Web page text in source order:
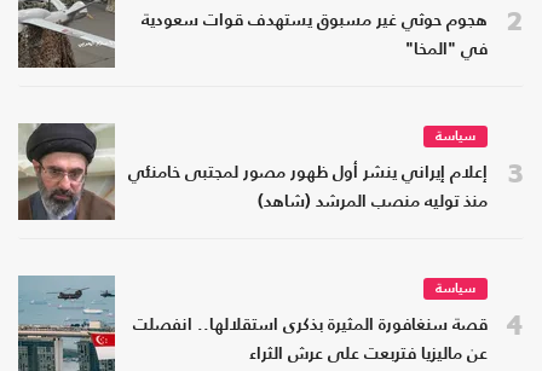
2
هجوم حوثي غير مسبوق يستهدف قوات سعودية
في "المخا"
3
سياسة
إعلام إيراني ينشر أول ظهور مصور لمجتبى خامنئي
منذ توليه منصب المرشد (شاهد)
4
سياسة
قصة سنغافورة المثيرة بذكرى استقلالها.. انفصلت
عن ماليزيا فتربعت على عرش الثراء